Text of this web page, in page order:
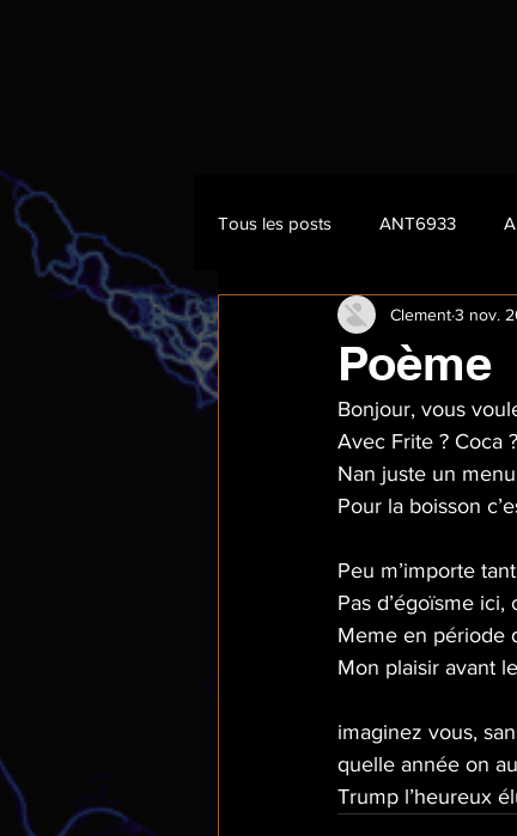
Tous les posts ANT6933
Poème
Clement3 nov.
Bonjour, vous
Avec Frite ? Coca ?
Nan juste un
Pour la boisson
Peu m’importe
Pas d’égoïsme ici,
Meme en période
Mon plaisir avant
imaginez vous,
quelle année on
Trump l’heureux